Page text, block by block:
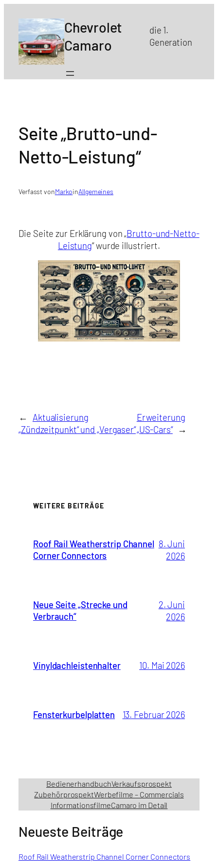
Inhalt
springen
Chevrolet
Camaro
die 1.
Generation
Seite „Brutto-und-
Netto-Leistung“
Verfasst vonMarkoinAllgemeines
Die Seite zur Erklärung von „Brutto-und-Netto-
Leistung“ wurde illustriert.
←
Aktualisierung
„Zündzeitpunkt“ und „Vergaser“
Erweiterung
„US-Cars“ →
WEITERE BEITRÄGE
Roof Rail Weatherstrip Channel
Corner Connectors
8. Juni
2026
Neue Seite „Strecke und
Verbrauch“
2. Juni
2026
Vinyldachleistenhalter 10. Mai 2026
Fensterkurbelplatten 13. Februar 2026
BedienerhandbuchVerkaufsprospekt
ZubehörprospektWerbefilme – Commercials
InformationsfilmeCamaro im Detail
Neueste Beiträge
Roof Rail Weatherstrip Channel Corner Connectors